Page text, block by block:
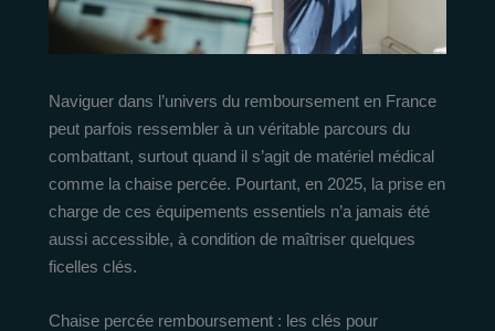
Naviguer dans l’univers du remboursement en France
peut parfois ressembler à un véritable parcours du
combattant, surtout quand il s’agit de matériel médical
comme la chaise percée. Pourtant, en 2025, la prise en
charge de ces équipements essentiels n’a jamais été
aussi accessible, à condition de maîtriser quelques
ficelles clés.
Chaise percée remboursement : les clés pour